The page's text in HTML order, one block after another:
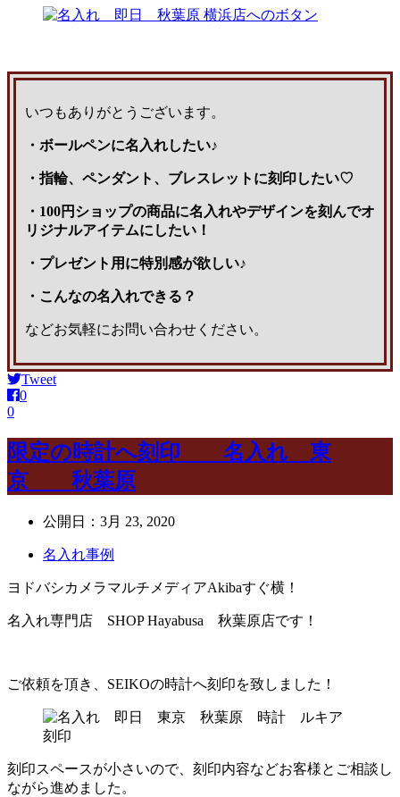
いつもありがとうございます。
・ボールペンに名入れしたい♪
・指輪、ペンダント、ブレスレットに刻印したい♡
・100円ショップの商品に名入れやデザインを刻んでオ
リジナルアイテムにしたい！
・プレゼント用に特別感が欲しい♪
・こんなの名入れできる？
などお気軽にお問い合わせください。
Tweet
0
0
限定の時計へ刻印 名入れ 東
京 秋葉原
公開日： 3月 23, 2020
名入れ事例
ヨドバシカメラマルチメディアAkibaすぐ横！
名入れ専門店 SHOP Hayabusa 秋葉原店です！
ご依頼を頂き、SEIKOの時計へ刻印を致しました！
刻印スペースが小さいので、刻印内容などお客様とご相談し
ながら進めました。